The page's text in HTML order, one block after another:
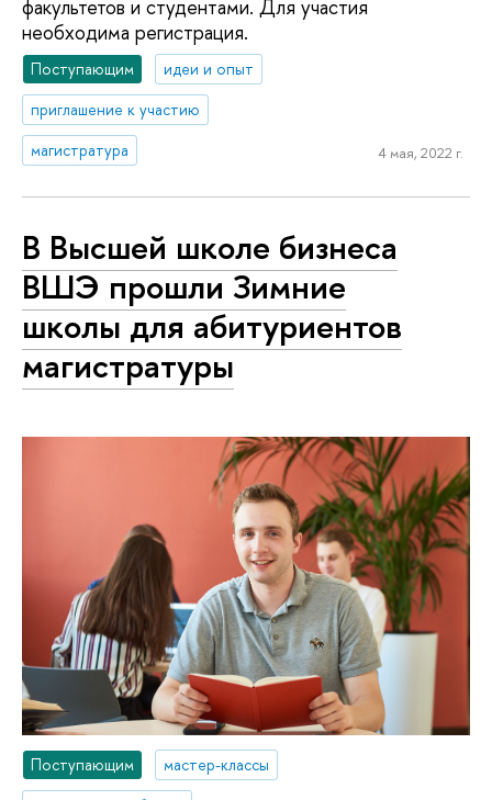
факультетов и студентами. Для участия
необходима регистрация.
Поступающим
идеи и опыт
приглашение к участию
магистратура
4 мая, 2022 г.
В Высшей школе бизнеса
ВШЭ прошли Зимние
школы для абитуриентов
магистратуры
Поступающим
мастер-классы